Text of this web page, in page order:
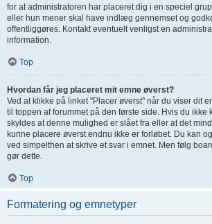
for at administratoren har placeret dig i en speciel
eller hun mener skal have indlæg gennemset og
offentliggøres. Kontakt eventuelt venligst en
information.
Top
Hvordan får jeg placeret mit emne øverst?
Ved at klikke på linket "Placer øverst" når du viser dit
til toppen af forummet på den første side. Hvis du ikke
skyldes at denne mulighed er slået fra eller at det
kunne placere øverst endnu ikke er forløbet. Du kan
ved simpelthen at skrive et svar i emnet. Men følg
gør dette.
Top
Formatering og emnetyper